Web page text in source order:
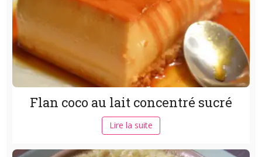
Flan coco au lait concentré sucré
Lire la suite